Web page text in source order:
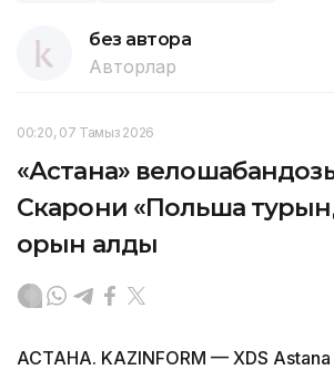
без автора
Авторлар
00:20, 07 Тамыз 2026
«Астана»
Скарони «Польша
орын алды
АСТАНА. KAZINFORM — XDS Astana